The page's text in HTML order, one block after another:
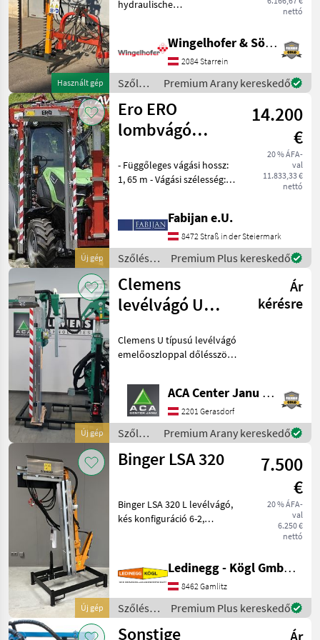
Használt gép
nettó
hydraulische
Höhenverstellung -
hydraulische
Neigungsverstellung -
Anbaubock -
Abstellvorrichtung
Wingelhofer & Söhne GmbH
2084 Starrein
Szőlészeti
gépek /
Pellenc
Premium Arany kereskedő
Új gép
Ero ERO
lombvágó
14.200
€
20 % ÁFA-
val
11.833,33 €
nettó
- Függőleges vágási hossz:
1, 65 m - Vágási szélesség:
oldalirányú eltolás -
Manuális oldalirányú
döntés a vágógeren
Fabijan e.U.
8472 Straß in der Steiermark
Szőlészeti
gépek /
Ero
Premium Plus kereskedő
Új gép
Clemens
levélvágó U
Ár
kérésre
Clemens U típusú levélvágó
emelőoszloppal dőlésszög-
kinematikával, 5 lapáttal az
oldalon, 2 pengével a
tetején,
ütközésvédelemmel,
leállító szerkezet
ACA Center Janu GmbH
2201 Gerasdorf
Szőlészeti
gépek /
Clemens
Premium Arany kereskedő
Új gép
Binger LSA 320
7.500
€
20 % ÁFA-
val
6.250 €
nettó
Binger LSA 320 L levélvágó,
kés konfiguráció 6-2,
vágórúd
ütközésvédelemmel 90°-
ban hátr
Ledinegg - Kögl GmbH - Obst- und Weinbautechnik
8462 Gamlitz
Szőlészeti
gépek /
Binger
Premium Plus kereskedő
Sonstige
Ár